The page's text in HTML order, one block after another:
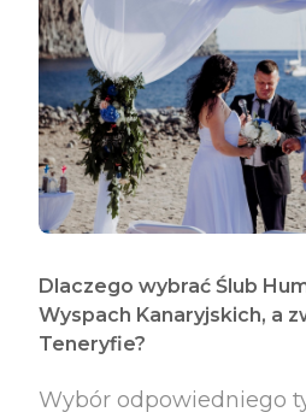
Dlaczego wybrać Ślub
Wyspach Kanaryjskich, a
Teneryfie?
Wybór odpowiedniego